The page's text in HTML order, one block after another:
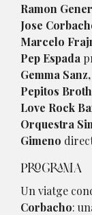
Ramon Gener
Jose
Marcelo
Pep Espada
Gemma
Pepitos
Love Rock
Orquestra
Gimeno
PROGRAMA
Un viatge
Corbacho: